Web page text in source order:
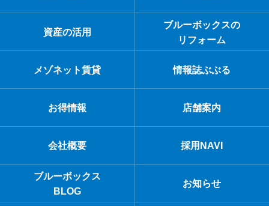
資産の活用
ブルーボックスの
リフォーム
メゾネット賃貸 情報誌ぶぶる
お得情報 店舗案内
会社概要 採用NAVI
ブルーボックス
BLOG
お知らせ